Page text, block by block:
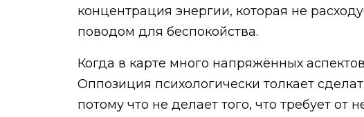
концентрация энергии, которая не
поводом для беспокойства.
Когда в карте много напряжённых
Оппозиция психологически толкает
потому что не делает того, что требует от